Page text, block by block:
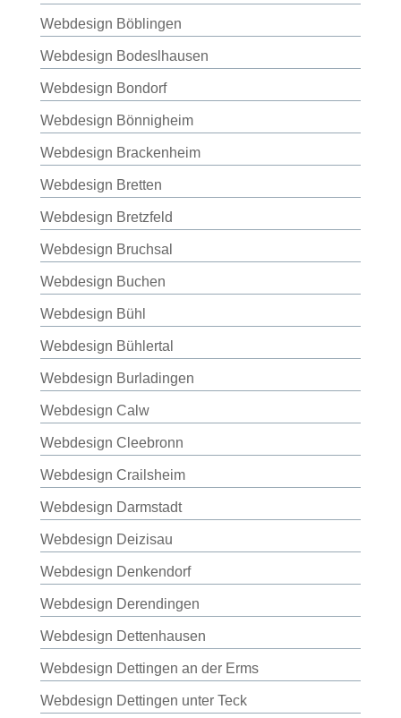
Webdesign Böblingen
Webdesign Bodeslhausen
Webdesign Bondorf
Webdesign Bönnigheim
Webdesign Brackenheim
Webdesign Bretten
Webdesign Bretzfeld
Webdesign Bruchsal
Webdesign Buchen
Webdesign Bühl
Webdesign Bühlertal
Webdesign Burladingen
Webdesign Calw
Webdesign Cleebronn
Webdesign Crailsheim
Webdesign Darmstadt
Webdesign Deizisau
Webdesign Denkendorf
Webdesign Derendingen
Webdesign Dettenhausen
Webdesign Dettingen an der Erms
Webdesign Dettingen unter Teck